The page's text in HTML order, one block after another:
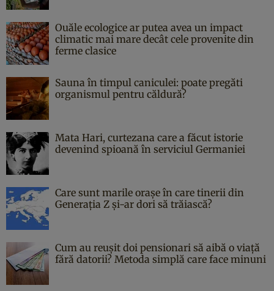
Ouăle ecologice ar putea avea un impact
climatic mai mare decât cele provenite din
ferme clasice
Sauna în timpul caniculei: poate pregăti
organismul pentru căldură?
Mata Hari, curtezana care a făcut istorie
devenind spioană în serviciul Germaniei
Care sunt marile orașe în care tinerii din
Generația Z și-ar dori să trăiască?
Cum au reușit doi pensionari să aibă o viață
fără datorii? Metoda simplă care face minuni